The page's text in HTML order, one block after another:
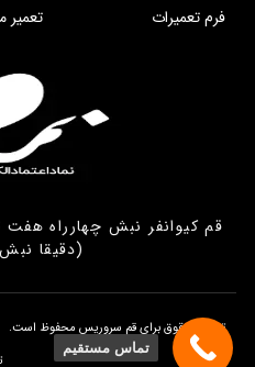
فرم تعمیرات
تعمیر
قم کیوانفر نبش چهارراه
(دقیقا
تمامی حقوق برای قم سروریس محفوظ است.
تماس مستقیم